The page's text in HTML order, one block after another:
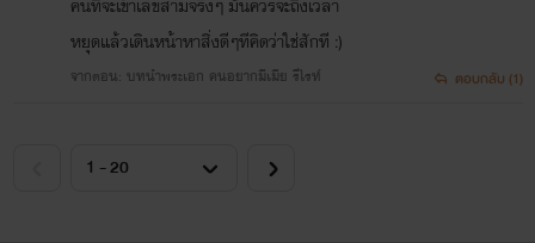
หยุดแล้วเดินหน้าหาสิ่งดีๆทีคิดว่าใช่สักที :)
จากตอน: บทนำพระเอก คนอยากมีเมีย รีไรท์ ตอบกลับ (1)